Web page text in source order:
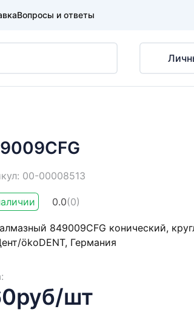
Вопросы и ответы
00-00008513
0.0(0)
849009CFG конический,
ökoDENT, Германия
шт